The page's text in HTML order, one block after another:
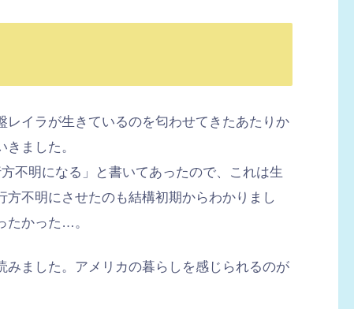
イラが生きているのを匂わせてきたあたりか
ました。
不明になる」と書いてあったので、これは生
不明にさせたのも結構初期からわかりまし
たかった…。
ました。アメリカの暮らしを感じられるのが